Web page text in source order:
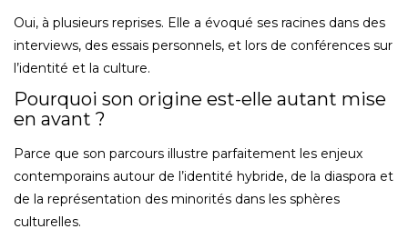
Oui, à plusieurs reprises. Elle a évoqué ses racines dans des
interviews, des essais personnels, et lors de conférences sur
l’identité et la culture.
Pourquoi son origine est-elle autant mise
en avant ?
Parce que son parcours illustre parfaitement les enjeux
contemporains autour de l’identité hybride, de la diaspora et
de la représentation des minorités dans les sphères
culturelles.